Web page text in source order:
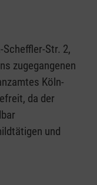
Str. 2,
zugegangenen
Köln-
da der
und